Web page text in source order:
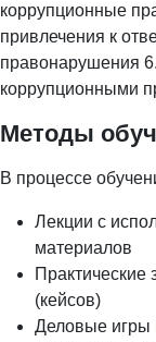
коррупционные
привлечения к
правонарушения
коррупционными
Методы
В процессе
Лекции с
материалов
Практические
(кейсов)
Деловые игры